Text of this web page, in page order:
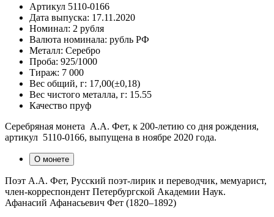
Артикул 5110-0166
Дата выпуска: 17.11.2020
Номинал: 2 рубля
Валюта номинала: рубль РФ
Металл: Серебро
Проба: 925/1000
Тираж: 7 000
Вес общий, г: 17,00(±0,18)
Вес чистого металла, г: 15.55
Качество пруф
Серебряная монета А.А. Фет, к 200-летию со дня рождения,
артикул 5110-0166, выпущена в ноябре 2020 года.
О монете
Поэт А.А. Фет, Русский поэт-лирик и переводчик, мемуарист,
член-корреспондент Петербургской Академии Наук.
Афанасий Афанасьевич Фет (1820–1892)